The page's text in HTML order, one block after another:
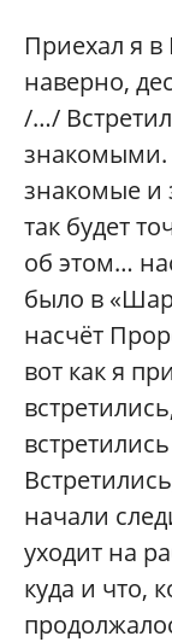
Приехал я в
наверно,
/…/
знакомыми.
знакомые и
так будет
об этом…
было в
насчёт
вот как я
начали
уходит на
куда и что,